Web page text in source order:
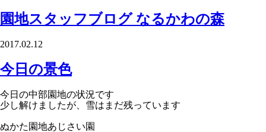
園地スタッフブログ なるかわの森
2017.02.12
今日の景色
今日の中部園地の状況です
少し解けましたが、雪はまだ残っています
ぬかた園地あじさい園